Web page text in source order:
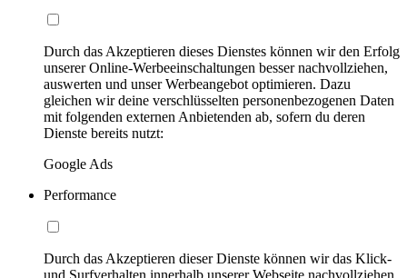
Durch das Akzeptieren dieses Dienstes können wir den Erfolg
unserer Online-Werbeeinschaltungen besser nachvollziehen,
auswerten und unser Werbeangebot optimieren. Dazu
gleichen wir deine verschlüsselten personenbezogenen Daten
mit folgenden externen Anbietenden ab, sofern du deren
Dienste bereits nutzt:
Google Ads
Performance
Durch das Akzeptieren dieser Dienste können wir das Klick-
und Surfverhalten innerhalb unserer Webseite nachvollziehen